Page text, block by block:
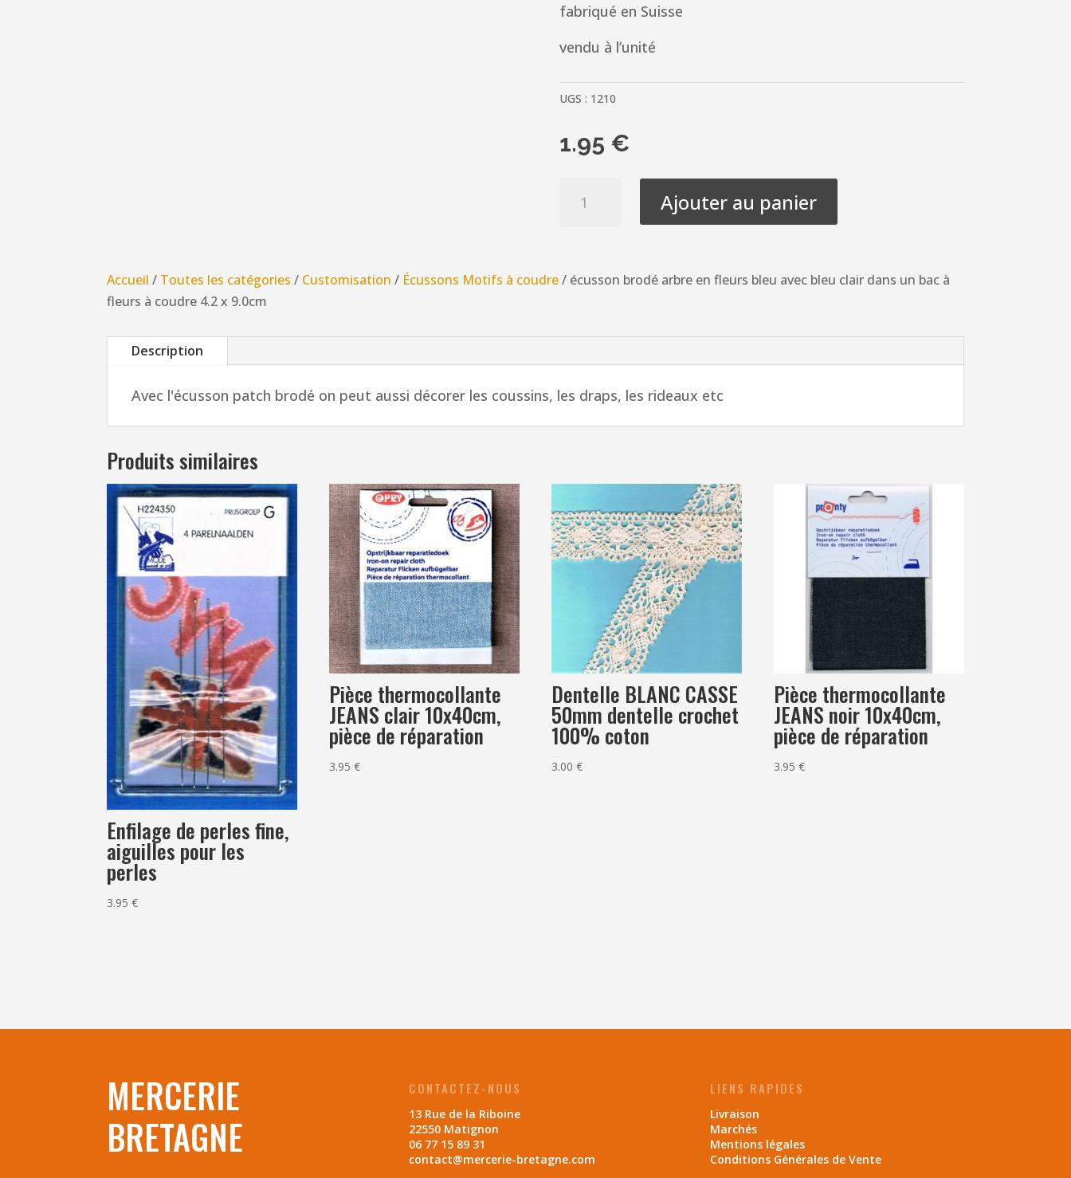
fabriqué en Suisse
vendu à l’unité
UGS : 1210
1.95 €
arbre
bleu
clair
dans
à
fleurs
à
coudre
Ajouter au panier
Accueil / Toutes les catégories / Customisation / Écussons Motifs à coudre/ écusson brodé arbre en fleurs bleu avec bleu clair dans un bac à
fleurs à coudre 4.2 x 9.0cm
Description
Avec l'écusson patch brodé on peut aussi décorer les coussins, les draps, les rideaux etc
Produits similaires
Enfilage de perles fine,
aiguilles pour les
perles
3.95€
Pièce thermocollante
JEANS clair 10x40cm,
pièce de réparation
3.95€
Dentelle BLANC CASSE
50mm dentelle crochet
100% coton
3.00€
Pièce thermocollante
JEANS noir 10x40cm,
pièce de réparation
3.95€
MERCERIE
BRETAGNE
CONTACTEZ-NOUS
13 Rue de la Riboine
22550 Matignon
06 77 15 89 31
contact@mercerie-bretagne.com
LIENS RAPIDES
Livraison
Marchés
Mentions légales
Conditions Générales de Vente